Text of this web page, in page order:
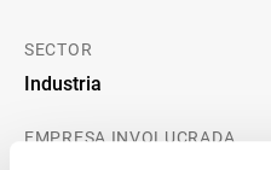
SECTOR
Industria
EMPRESA INVOLUCRADA